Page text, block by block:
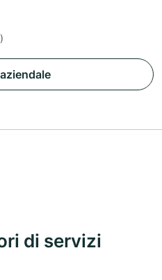
di servizi